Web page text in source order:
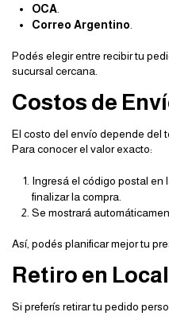
OCA
Correo Argentino
Podés elegir entre recibir tu
sucursal cercana.
Costos de
El costo del envío depende del
Para conocer el valor exacto:
Ingresá el código postal en
finalizar la compra.
Se mostrará
Así, podés planificar mejor tu
Retiro en Local
Si preferís retirar tu pedido